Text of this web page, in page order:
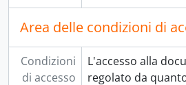
Area delle condizioni di
Condizioni
di accesso
L'accesso alla
regolato da